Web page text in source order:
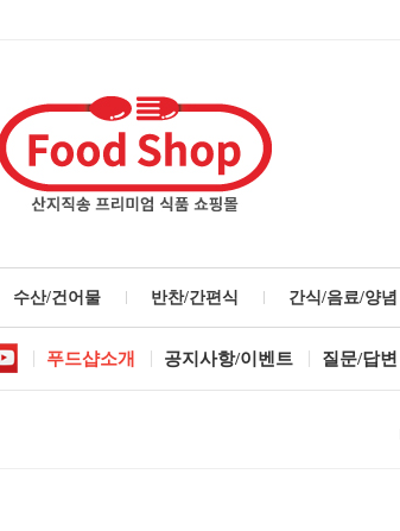
수산/건어물 반찬/간편식 간식/음료/양념
푸드샵소개 공지사항/이벤트 질문/답변